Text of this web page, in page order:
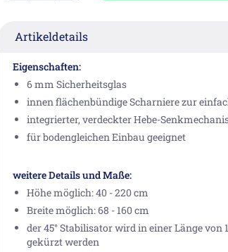
Artikeldetails
Eigenschaften:
6 mm Sicherheitsglas
innen flächenbündige Scharniere zur
integrierter, verdeckter Hebe-
für bodengleichen Einbau geeignet
weitere Details und Maße:
Höhe möglich: 40 - 220 cm
Breite möglich: 68 - 160 cm
der 45° Stabilisator wird in einer Länge
gekürzt werden